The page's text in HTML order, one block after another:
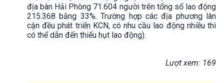
địa bàn Hải Phòng 71.604 người trên tổng số lao động
215.368 bằng 33%. Trường hợp các địa phương lân
cận đều phát triển KCN, có nhu cầu lao động nhiều thì
có thể dẫn đến thiếu hụt lao động).
Lượt xem: 169